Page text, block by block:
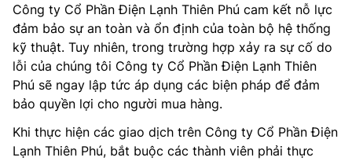
Công ty Cổ Phần Điện Lạnh Thiên Phú cam kết nỗ lực
đảm bảo sự an toàn và ổn định của toàn bộ hệ thống
kỹ thuật. Tuy nhiên, trong trường hợp xảy ra sự cố do
lỗi của chúng tôi Công ty Cổ Phần Điện Lạnh Thiên
Phú sẽ ngay lập tức áp dụng các biện pháp để đảm
bảo quyền lợi cho người mua hàng.
Khi thực hiện các giao dịch trên Công ty Cổ Phần Điện
Lạnh Thiên Phú, bắt buộc các thành viên phải thực